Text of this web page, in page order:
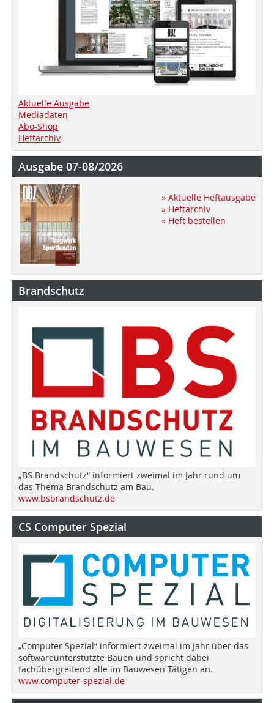
Aktuelle Ausgabe
Mediadaten
Abo-Shop
Heftarchiv
Ausgabe 07-08/2026
» Aktuelle Heftausgabe
» Heftarchiv
» Heft bestellen
Brandschutz
„BS Brandschutz“ informiert zweimal im Jahr rund um
das Thema Brandschutz am Bau.
www.bsbrandschutz.de
CS Computer Spezial
„Computer Spezial“ informiert zweimal im Jahr über das
softwareunterstützte Bauen und spricht dabei
fachübergreifend alle im Bauwesen Tätigen an.
www.computer-spezial.de